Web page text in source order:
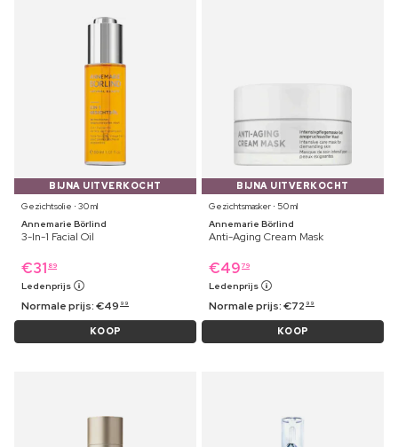
BIJNA UITVERKOCHT
Gezichtsolie ⋅ 30 ml
Annemarie Börlind
3-In-1 Facial Oil
€31 89
Ledenprijs
Normale prijs:€49 99
KOOP
BIJNA UITVERKOCHT
Gezichtsmasker ⋅ 50 ml
Annemarie Börlind
Anti-Aging Cream Mask
€49 79
Ledenprijs
Normale prijs:€72 99
KOOP